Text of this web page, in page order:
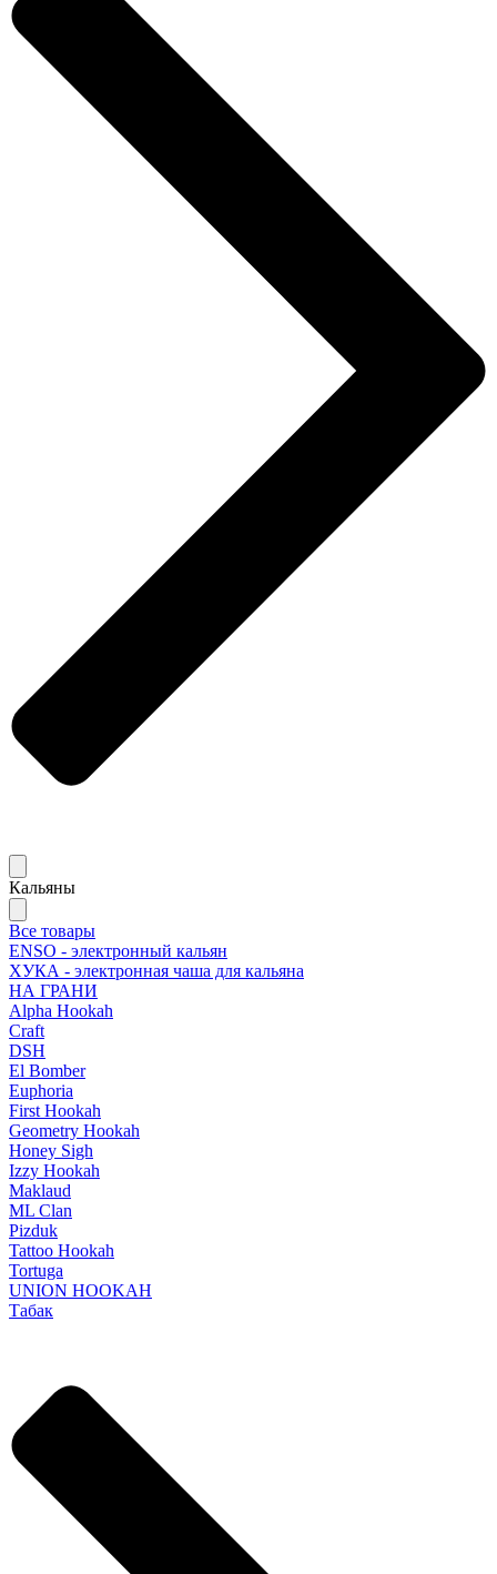
Кальяны
Все товары
ENSO - электронный кальян
ХУКА - электронная чаша для кальяна
НА ГРАНИ
Alpha Hookah
Craft
DSH
El Bomber
Euphoria
First Hookah
Geometry Hookah
Honey Sigh
Izzy Hookah
Maklaud
ML Clan
Pizduk
Tattoo Hookah
Tortuga
UNION HOOKAH
Табак